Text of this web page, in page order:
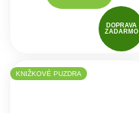
DOPRAVA
ZADARMO
KNIŽKOVÉ PUZDRA